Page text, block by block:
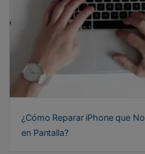
¿Cómo Reparar iPhone que
en Pantalla?